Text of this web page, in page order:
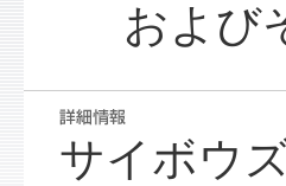
および
サイボウ